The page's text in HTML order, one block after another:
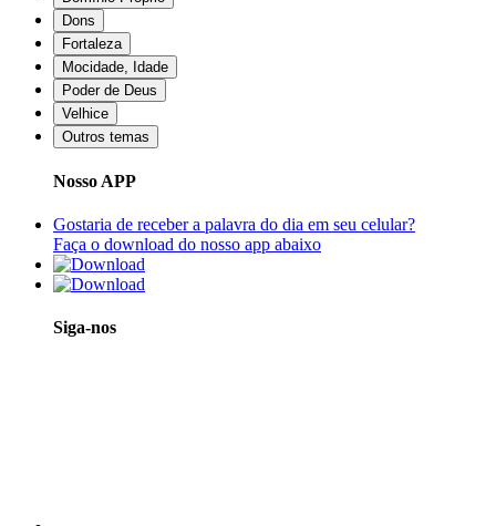
Dons
Fortaleza
Mocidade, Idade
Poder de Deus
Velhice
Outros temas
Nosso APP
Gostaria de receber a palavra do dia em seu celular?
Faça o download do nosso app abaixo
Siga-nos